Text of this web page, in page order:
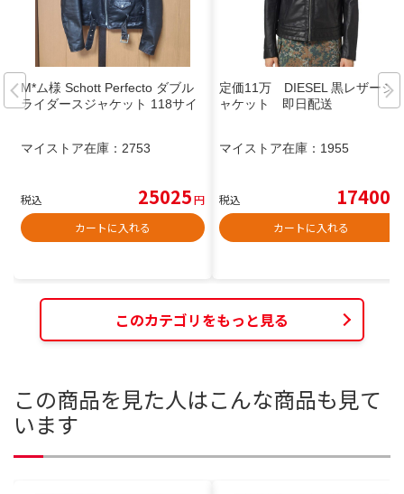
M*ム様 Schott Perfecto ダブル
ライダースジャケット 118サイ
マイストア在庫： 2753
税込 25025円
カートに入れる
定価11万 DIESEL 黒レザージ
ャケット 即日配送
マイストア在庫： 1955
税込 17400
カートに入れる
このカテゴリをもっと見る
この商品を見た人はこんな商品も見て
います